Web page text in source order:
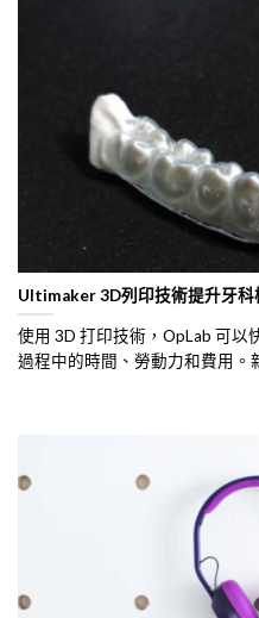
Ultimaker 3D列印技術提升牙科
使用 3D 打印技術，OpLab 可以
過程中的時間、勞動力和費用。